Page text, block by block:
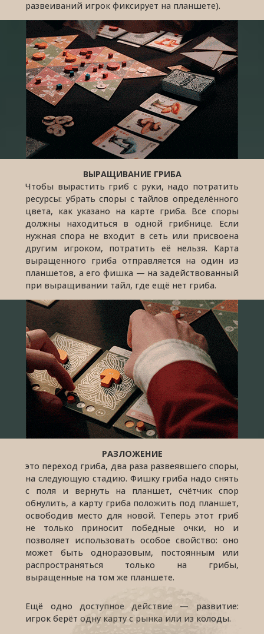
развеиваний игрок фиксирует на планшете).
ВЫРАЩИВАНИЕ ГРИБА
Чтобы вырастить гриб с руки, надо потратить
ресурсы: убрать споры с тайлов определённого
цвета, как указано на карте гриба. Все споры
должны находиться в одной грибнице. Если
нужная спора не входит в сеть или присвоена
другим игроком, потратить её нельзя. Карта
выращенного гриба отправляется на один из
планшетов, а его фишка — на задействованный
при выращивании тайл, где ещё нет гриба.
РАЗЛОЖЕНИЕ
это переход гриба, два раза развеявшего споры,
на следующую стадию. Фишку гриба надо снять
с поля и вернуть на планшет, счётчик спор
обнулить, а карту гриба положить под планшет,
освободив место для новой. Теперь этот гриб
не только приносит победные очки, но и
позволяет использовать особое свойство: оно
может быть одноразовым, постоянным или
распространяться только на грибы,
выращенные на том же планшете.
Ещё одно доступное действие — развитие:
игрок берёт одну карту с рынка или из колоды.